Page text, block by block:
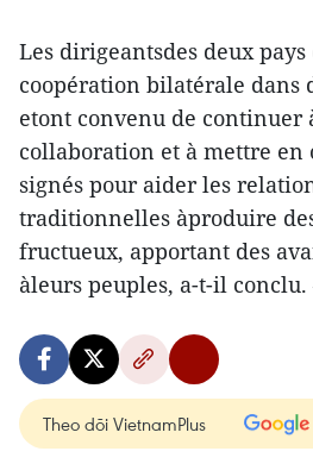
Les dirigeantsdes deux
coopération bilatérale dans
etont convenu de
collaboration et à mettre en
signés pour aider les
traditionnelles àproduire
fructueux, apportant des
àleurs peuples, a-t-il conclu.
Theo dõi VietnamPlus